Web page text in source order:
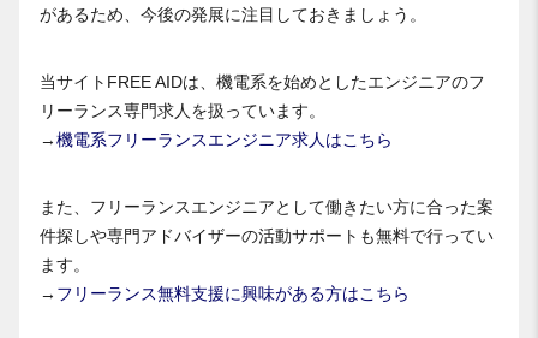
があるため、今後の発展に注目しておきましょう。
当サイトFREE AIDは、機電系を始めとしたエンジニアのフ
リーランス専門求人を扱っています。
→機電系フリーランスエンジニア求人はこちら
また、フリーランスエンジニアとして働きたい方に合った案
件探しや専門アドバイザーの活動サポートも無料で行ってい
ます。
→ フリーランス無料支援に興味がある方はこちら